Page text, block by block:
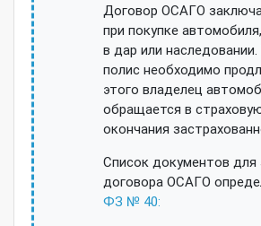
Договор ОСАГО
при покупке
в дар или
полис необходимо
этого владелец
обращается в
окончания
Список документов для
договора ОСАГО
ФЗ № 40: